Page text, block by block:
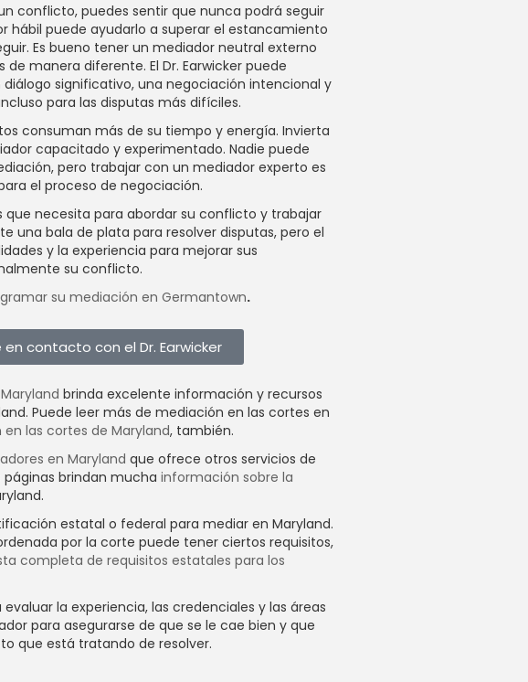
conflicto, puedes sentir que nunca podrá seguir
hábil puede ayudarlo a superar el estancamiento
Es bueno tener un mediador neutral externo
de manera diferente. El Dr. Earwicker puede
significativo, una negociación intencional y
para las disputas más difíciles.
consuman más de su tiempo y energía. Invierta
capacitado y experimentado. Nadie puede
pero trabajar con un mediador experto es
el proceso de negociación.
que necesita para abordar su conflicto y trabajar
una bala de plata para resolver disputas, pero el
y la experiencia para mejorar sus
su conflicto.
su mediación en Germantown.
en contacto con el Dr. Earwicker
brinda excelente información y recursos
Puede leer más de mediación en las cortes en
las cortes de Maryland, también.
en Maryland que ofrece otros servicios de
brindan mucha información sobre la
estatal o federal para mediar en Maryland.
por la corte puede tener ciertos requisitos,
completa de requisitos estatales para los
la experiencia, las credenciales y las áreas
para asegurarse de que se le cae bien y que
que está tratando de resolver.